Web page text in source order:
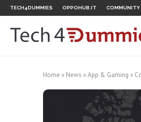
TECH4DUMMIES OPPOHUB.IT COMMUNITY
Home » News »App & Gaming »